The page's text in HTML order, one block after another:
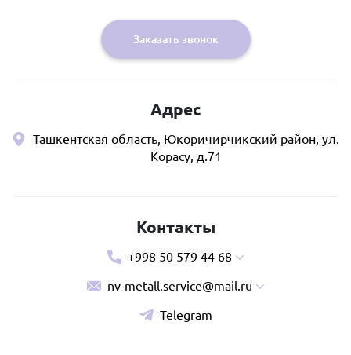
Заказать звонок
Адрес
Ташкентская область, Юкоричирчикский район, ул.
Корасу, д.71
Контакты
+998 50 579 44 68
nv-metall.service@mail.ru
Telegram